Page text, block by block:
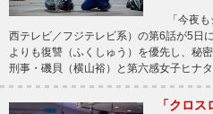
「今夜も
西テレビ／フジテレビ系）の第6話が5
よりも復讐（ふくしゅう）を優先し、秘
刑事・磯貝（横山裕）と第六感女子ヒナ
「クロ